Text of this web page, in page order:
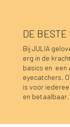
Lara
Prijs
€ 39,95
Luka
Prijs
€ 39,95
Luka rok
Prijs
€ 34,95
Sofie top
Prijs
€ 34,95
Hannah
Prijs
€ 39,95
Hannah
Prijs
€ 39,95
Caro
Prijs
€ 44,95
Caro
Prijs
€ 44,95
Caro
Prijs
€ 44,95
Caro
Prijs
€ 44,95
Pauline
Prijs
€ 59,95
Lucia
Prijs
€ 39,95
Caro
Niet op
Caro
Niet op
Pauline
Niet op
DE
Bij JULIA
erg in de
basics en een
eyecatchers.
is voor
en betaalbaar.